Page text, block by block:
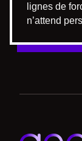
lignes de
n’attend